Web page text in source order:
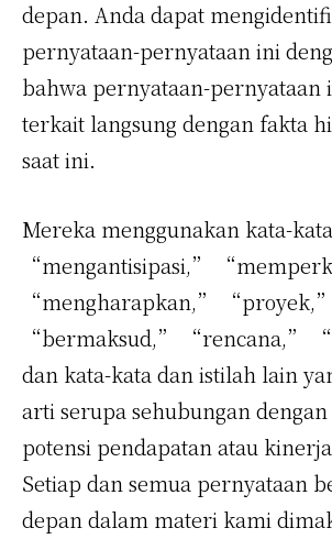
depan. Anda dapat
pernyataan-pernyataan ini
bahwa pernyataan-pernyataan
terkait langsung dengan fakta
saat ini.
Mereka menggunakan kata-
“mengantisipasi,”
“mengharapkan,” “proyek,”
“bermaksud,” “rencana,”
dan kata-kata dan istilah lain
arti serupa sehubungan
potensi pendapatan atau
Setiap dan semua pernyataan
depan dalam materi kami